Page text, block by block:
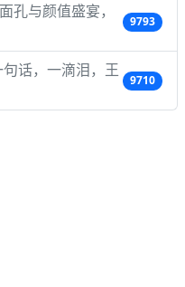
孔与颜值盛宴，
9793
话，一滴泪，王
9710